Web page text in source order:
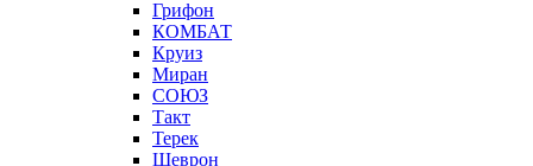
Грифон
КОМБАТ
Круиз
Миран
СОЮЗ
Такт
Терек
Шеврон